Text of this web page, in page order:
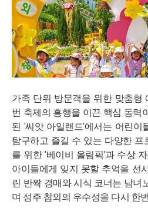
가족 단위 방문객을 위한 맞춤형
번 축제의 흥행을 이끈 핵심 동력
된 '씨앗 아일랜드'에서는 어린이
탐구하고 즐길 수 있는 다양한 프
를 위한 '베이비 올림픽'과 수상
아이들에게 잊지 못할 추억을 선
린 반짝 경매와 시식 코너는 남녀
며 성주 참외의 우수성을 다시 한